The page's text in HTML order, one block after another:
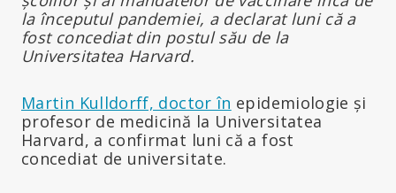
la începutul pandemiei, a declarat luni că a
fost concediat din postul său de la
Universitatea Harvard.
Martin Kulldorff, doctor în epidemiologie și
profesor de medicină la Universitatea
Harvard, a confirmat luni că a fost
concediat de universitate.